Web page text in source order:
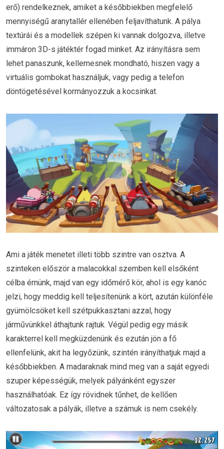
erő) rendelkeznek, amiket a későbbiekben megfelelő
mennyiségű aranytallér ellenében feljavíthatunk. A pálya
textúrái és a modellek szépen ki vannak dolgozva, illetve
immáron 3D-s játéktér fogad minket. Az irányításra sem
lehet panaszunk, kellemesnek mondható, hiszen vagy a
virtuális gombokat használjuk, vagy pedig a telefon
döntögetésével kormányozzuk a kocsinkat.
Ami a játék menetet illeti több szintre van osztva. A
szinteken először a malacokkal szemben kell elsőként
célba érnünk, majd van egy időmérő kör, ahol is egy kanóc
jelzi, hogy meddig kell teljesítenünk a kört, azután különféle
gyümölcsöket kell szétpukkasztani azzal, hogy
járművünkkel áthajtunk rajtuk. Végül pedig egy másik
karakterrel kell megküzdenünk és ezután jön a fő
ellenfelünk, akit ha legyőzünk, szintén irányíthatjuk majd a
későbbiekben. A madaraknak mind meg van a saját egyedi
szuper képességük, melyek pályánként egyszer
használhatóak. Ez így rövidnek tűnhet, de kellően
változatosak a pályák, illetve a számuk is nem csekély.